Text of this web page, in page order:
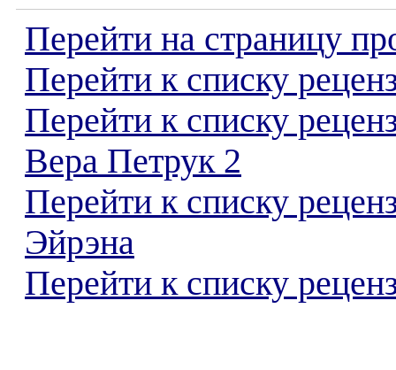
Перейти на страницу
Перейти к списку
Перейти к списку
Вера Петрук 2
Перейти к списку
Эйрэна
Перейти к списку